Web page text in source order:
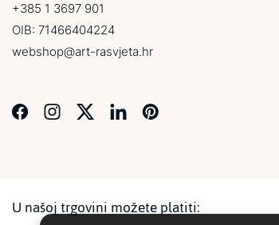
+385 1 3697 901
OIB: 71466404224
webshop@art-rasvjeta.hr
U našoj trgovini možete platiti: